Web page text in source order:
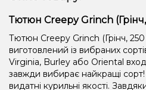
Тютюн Creepy Grinch
Тютюн Creepy Grinch (Грінч, 250
виготовлений із вибраних
Virginia, Burley або Oriental
завжди вибирає найкращі
видатні курильні якості.